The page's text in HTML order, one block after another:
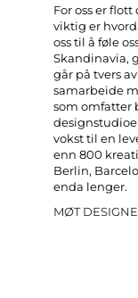
For oss er
viktig er
oss til å føle
Skandinavia,
går på tvers
samarbeide
som omfatter
vokst til en
enn 800
Berlin,
enda lenger.
MØT